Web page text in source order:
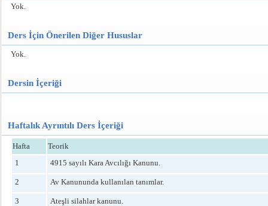
Yok.
Ders İçin Önerilen Diğer Hususlar
Yok.
Dersin İçeriği
Haftalık Ayrıntılı Ders İçeriği
Hafta
Teorik
1
4915 sayılı Kara Avcılığı Kanunu.
2 Av Kanununda kullanılan tanımlar.
3 Ateşli silahlar kanunu.